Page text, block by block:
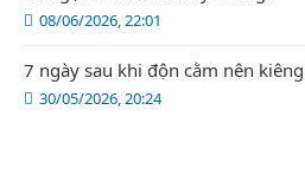
08/06/2026, 22:01
30/05/2026, 20:24
7 ngày sau khi độn cằm nên